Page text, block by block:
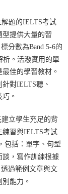
題的IELTS考試
型提供大量的習
分數為Band 5-6的
析。活潑實用的單
佳的學習教材。
對IELTS聽、
。
立學生充足的背
練習與IELTS考試
包括：單字、句型
談，寫作訓練根據
過範例文章與文
能力。